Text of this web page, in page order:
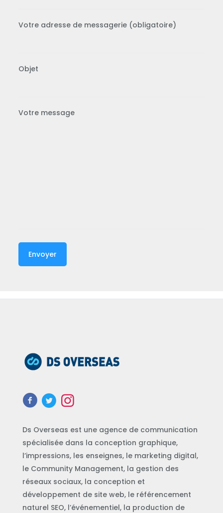
Votre adresse de messagerie (obligatoire)
Objet
Votre message
Ds Overseas est une agence de communication
spécialisée dans la conception graphique,
l’impressions, les enseignes, le marketing digital,
le Community Management, la gestion des
réseaux sociaux, la conception et
développement de site web, le référencement
naturel SEO, l’événementiel, la production de